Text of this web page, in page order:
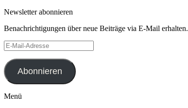
Newsletter abonnieren
Benachrichtigungen über neue Beiträge via E-Mail erhalten.
E-
Mail-
Adresse
Abonnieren
Menü